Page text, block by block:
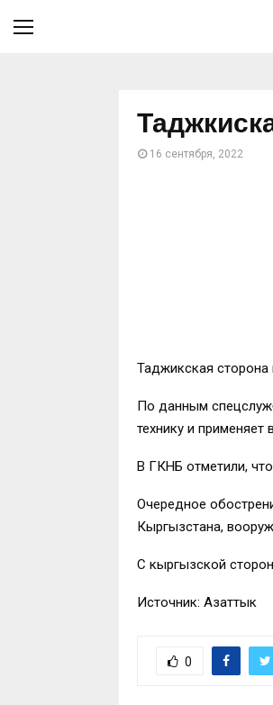
16 сентября, 2022
Таджикская сторона
По данным
технику и
В ГКНБ отметили,
Очередное
Кыргызстана,
С кыргызской
Источник: Азаттык
0